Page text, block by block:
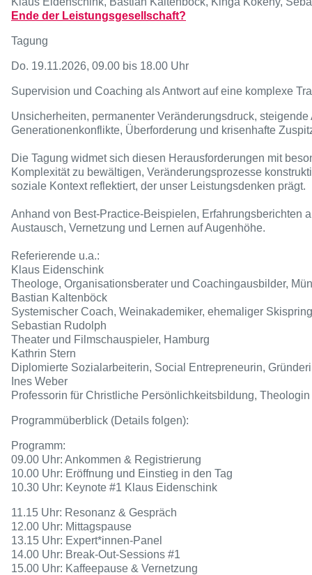
Ende der Leistungsgesellschaft?
Tagung
Do. 19.11.2026, 09.00 bis 18.00 Uhr
Supervision und Coaching als Antwort auf eine komplexe
Unsicherheiten, permanenter Veränderungsdruck,
Generationenkonflikte, Überforderung und krisenhafte
Die Tagung widmet sich diesen Herausforderungen mit
Komplexität zu bewältigen, Veränderungsprozesse
soziale Kontext reflektiert, der unser Leistungsdenken prägt.
Anhand von Best-Practice-Beispielen, Erfahrungsberichten
Austausch, Vernetzung und Lernen auf Augenhöhe.
Referierende u.a.:
Klaus Eidenschink
Theologe, Organisationsberater und Coachingausbilder,
Bastian Kaltenböck
Systemischer Coach, Weinakademiker, ehemaliger
Sebastian Rudolph
Theater und Filmschauspieler, Hamburg
Kathrin Stern
Diplomierte Sozialarbeiterin, Social Entrepreneurin,
Ines Weber
Professorin für Christliche Persönlichkeitsbildung,
Programmüberblick (Details folgen):
Programm:
09.00 Uhr: Ankommen & Registrierung
10.00 Uhr: Eröffnung und Einstieg in den Tag
10.30 Uhr: Keynote #1 Klaus Eidenschink
11.15 Uhr: Resonanz & Gespräch
12.00 Uhr: Mittagspause
13.15 Uhr: Expert*innen-Panel
14.00 Uhr: Break-Out-Sessions #1
15.00 Uhr: Kaffeepause & Vernetzung